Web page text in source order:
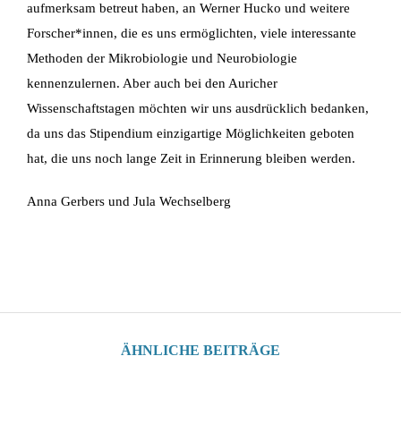
aufmerksam betreut haben, an Werner Hucko und weitere
Forscher*innen, die es uns ermöglichten, viele interessante
Methoden der Mikrobiologie und Neurobiologie
kennenzulernen. Aber auch bei den Auricher
Wissenschaftstagen möchten wir uns ausdrücklich bedanken,
da uns das Stipendium einzigartige Möglichkeiten geboten
hat, die uns noch lange Zeit in Erinnerung bleiben werden.
Anna Gerbers und Jula Wechselberg
ÄHNLICHE BEITRÄGE